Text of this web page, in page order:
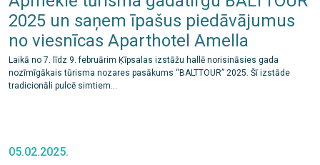
2025 un saņem īpašus piedāvājumus
no viesnīcas Aparthotel Amella
Laikā no 7. līdz 9. februārim Ķīpsalas izstāžu hallē norisināsies gada
nozīmīgākais tūrisma nozares pasākums “BALTTOUR” 2025. Šī izstāde
tradicionāli pulcē simtiem...
05.02.2025.